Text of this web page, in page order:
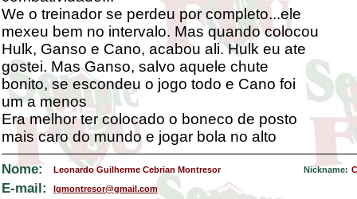
We o treinador se perdeu por completo...ele
mexeu bem no intervalo. Mas quando colocou
Hulk, Ganso e Cano, acabou ali. Hulk eu ate
gostei. Mas Ganso, salvo aquele chute
bonito, se escondeu o jogo todo e Cano foi
um a menos
Era melhor ter colocado o boneco de posto
mais caro do mundo e jogar bola no alto
Nome: Leonardo Guilherme Cebrian Montresor Nickname:
E-mail: lgmontresor@gmail.com